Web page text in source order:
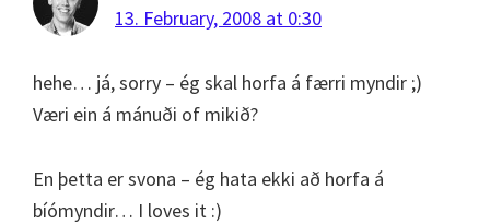
13. February, 2008 at 0:30
hehe… já, sorry – ég skal horfa á færri myndir ;)
Væri ein á mánuði of mikið?
En þetta er svona – ég hata ekki að horfa á
bíómyndir… I loves it :)